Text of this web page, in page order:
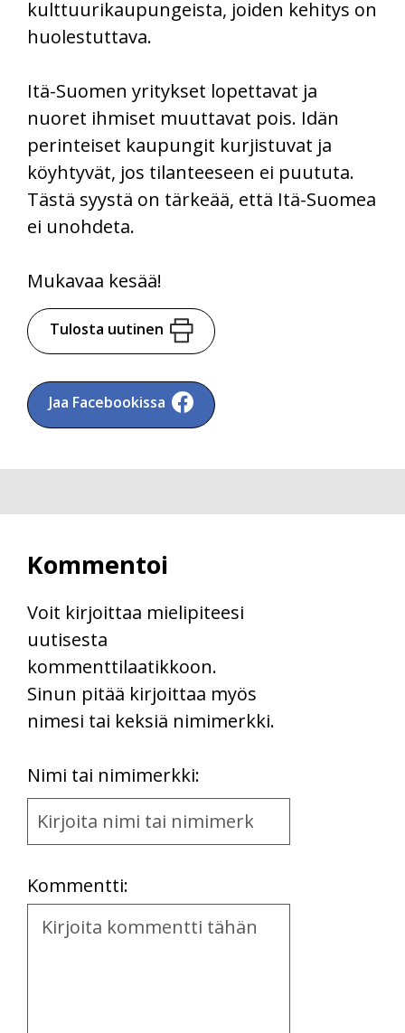
kulttuurikaupungeista, joiden kehitys on
huolestuttava.
Itä-Suomen yritykset lopettavat ja
nuoret ihmiset muuttavat pois. Idän
perinteiset kaupungit kurjistuvat ja
köyhtyvät, jos tilanteeseen ei puututa.
Tästä syystä on tärkeää, että Itä-Suomea
ei unohdeta.
Mukavaa kesää!
Tulosta uutinen
Jaa Facebookissa
Kommentoi
Voit kirjoittaa mielipiteesi
uutisesta
kommenttilaatikkoon.
Sinun pitää kirjoittaa myös
nimesi tai keksiä nimimerkki.
Nimi tai nimimerkki:
Name
and
Kommentti:
Kommentti